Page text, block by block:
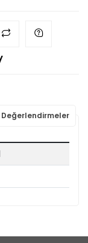
Değerlendirmeler